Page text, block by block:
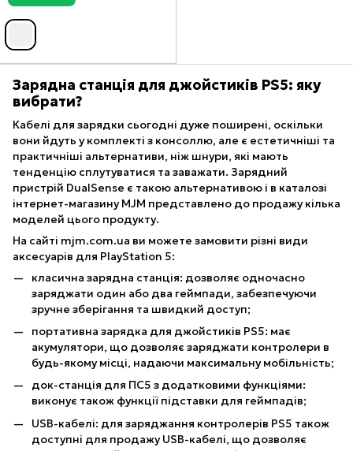
Зарядна станція для джойстиків PS5: яку
вибрати?
Кабелі для зарядки сьогодні дуже поширені, оскільки
вони йдуть у комплекті з консоллю, але є естетичніші та
практичніші альтернативи, ніж шнури, які мають
тенденцію сплутуватися та заважати. Зарядний
пристрій DualSense є такою альтернативою і в каталозі
інтернет-магазину MJM представлено до продажу кілька
моделей цього продукту.
На сайті mjm.com.ua ви можете замовити різні види
аксесуарів для PlayStation 5:
класична зарядна станція: дозволяє одночасно
заряджати один або два геймпади, забезпечуючи
зручне зберігання та швидкий доступ;
портативна зарядка для джойстиків PS5: має
акумулятори, що дозволяє заряджати контролери в
будь-якому місці, надаючи максимальну мобільність;
док-станція для ПС5 з додатковими функціями:
виконує також функції підставки для геймпадів;
USB-кабелі: для заряджання контролерів PS5 також
доступні для продажу USB-кабелі, що дозволяє